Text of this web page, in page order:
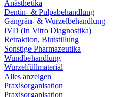
Anästhetika
Dentin- & Pulpabehandlung
Gangrän- & Wurzelbehandlung
IVD (In Vitro Diagnostika)
Retraktion, Blutstillung
Sonstige Pharmazeutika
Wundbehandlung
Wurzelfüllmaterial
Alles anzeigen
Praxisorganisation
Praxisorganisation